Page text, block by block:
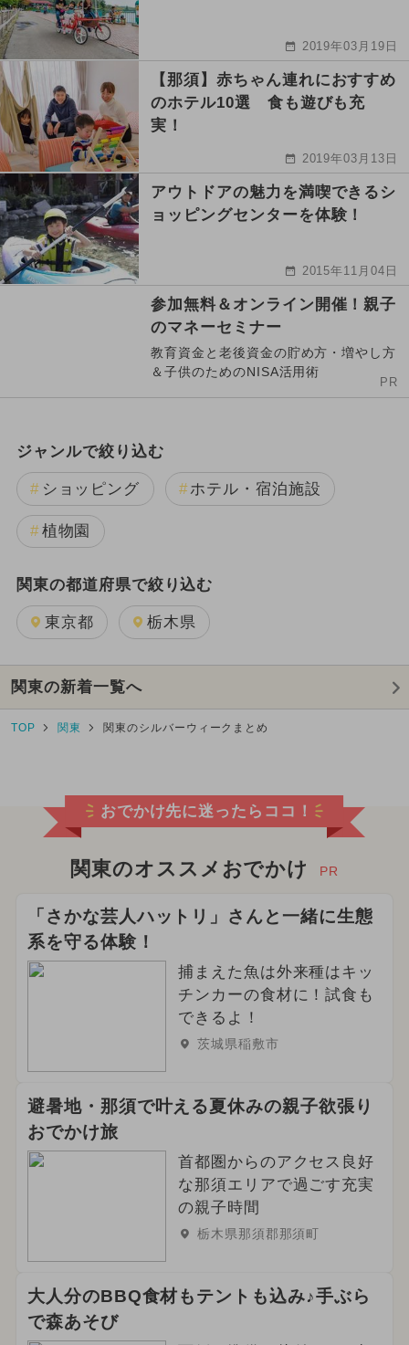
2019年03月19日
【那須】赤ちゃん連れにおすすめ
のホテル10選 食も遊びも充
実！
2019年03月13日
アウトドアの魅力を満喫できるシ
ョッピングセンターを体験！
2015年11月04日
参加無料＆オンライン開催！親子
のマネーセミナー
教育資金と老後資金の貯め方・増やし方
＆子供のためのNISA活用術
PR
ジャンルで絞り込む
ショッピング ホテル・宿泊施設
植物園
関東の都道府県で絞り込む
東京都 栃木県
関東の新着一覧へ
TOP 関東 関東のシルバーウィークまとめ
おでかけ先に迷ったらココ！
関東のオススメおでかけ PR
「さかな芸人ハットリ」さんと一緒に生態
系を守る体験！
捕まえた魚は外来種はキッ
チンカーの食材に！試食も
できるよ！
茨城県稲敷市
避暑地・那須で叶える夏休みの親子欲張り
おでかけ旅
首都圏からのアクセス良好
な那須エリアで過ごす充実
の親子時間
栃木県那須郡那須町
大人分のBBQ食材もテントも込み♪手ぶら
で森あそび